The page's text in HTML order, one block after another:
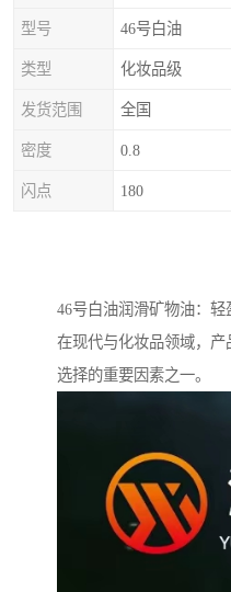
型号 46号白油
类型 化妆品级
发货范围 全国
密度 0.8
闪点 180
46号白油润滑矿物油：
在现代与化妆品领域，
选择的重要因素之一。